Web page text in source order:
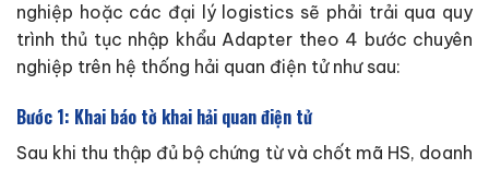
nghiệp hoặc các đại lý logistics sẽ phải trải qua quy
trình thủ tục nhập khẩu Adapter theo 4 bước chuyên
nghiệp trên hệ thống hải quan điện tử như sau:
Bước 1: Khai báo tờ khai hải quan điện tử
Sau khi thu thập đủ bộ chứng từ và chốt mã HS, doanh